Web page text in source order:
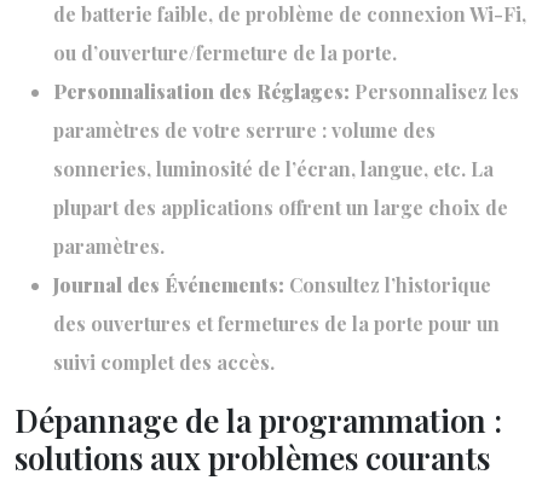
de batterie faible, de problème de connexion Wi-Fi,
ou d’ouverture/fermeture de la porte.
Personnalisation des Réglages: Personnalisez les
paramètres de votre serrure : volume des
sonneries, luminosité de l’écran, langue, etc. La
plupart des applications offrent un large choix de
paramètres.
Journal des Événements: Consultez l’historique
des ouvertures et fermetures de la porte pour un
suivi complet des accès.
Dépannage de la programmation :
solutions aux problèmes courants